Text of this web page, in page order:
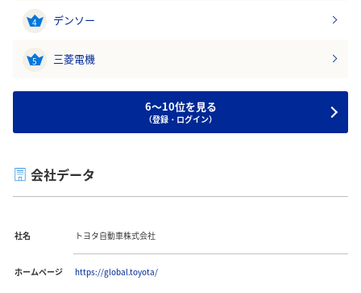
4 デンソー
5 三菱電機
6～10位を見る
（登録・ログイン）
会社データ
社名 トヨタ自動車株式会社
ホームページ https://global.toyota/